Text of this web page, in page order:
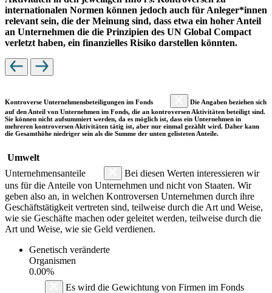
internationalen Normen können jedoch auch für Anleger*innen
relevant sein, die der Meinung sind, dass etwa ein hoher Anteil
an Unternehmen die die Prinzipien des UN Global Compact
verletzt haben, ein finanzielles Risiko darstellen könnten.
Kontroverse Unternehmensbeteiligungen im Fonds
Die Angaben beziehen sich
auf den Anteil von Unternehmen im Fonds, die an kontroversen Aktivitäten beteiligt sind.
Sie können nicht aufsummiert werden, da es möglich ist, dass ein Unternehmen in
mehreren kontroversen Aktivitäten tätig ist, aber nur einmal gezählt wird. Daher kann
die Gesamthöhe niedriger sein als die Summe der unten gelisteten Anteile.
Umwelt
Unternehmensanteile
Bei diesen Werten interessieren wir
uns für die Anteile von Unternehmen und nicht von Staaten. Wir
geben also an, in welchen Kontroversen Unternehmen durch ihre
Geschäftstätigkeit vertreten sind, teilweise durch die Art und Weise,
wie sie Geschäfte machen oder geleitet werden, teilweise durch die
Art und Weise, wie sie Geld verdienen.
Genetisch veränderte
Organismen
0.00%
Es wird die Gewichtung von Firmen im Fonds